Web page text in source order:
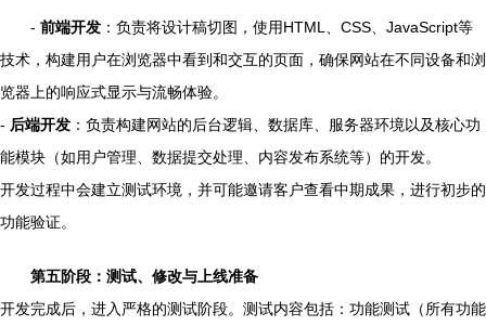
- 前端开发 ：负责将设计稿切图，使用HTML、CSS、JavaScript等
技术，构建用户在浏览器中看到和交互的页面，确保网站在不同设备和浏
览器上的响应式显示与流畅体验。
- 后端开发 ：负责构建网站的后台逻辑、数据库、服务器环境以及核心功
能模块（如用户管理、数据提交处理、内容发布系统等）的开发。
开发过程中会建立测试环境，并可能邀请客户查看中期成果，进行初步的
功能验证。
第五阶段：测试、修改与上线准备
开发完成后，进入严格的测试阶段。测试内容包括：功能测试（所有功能